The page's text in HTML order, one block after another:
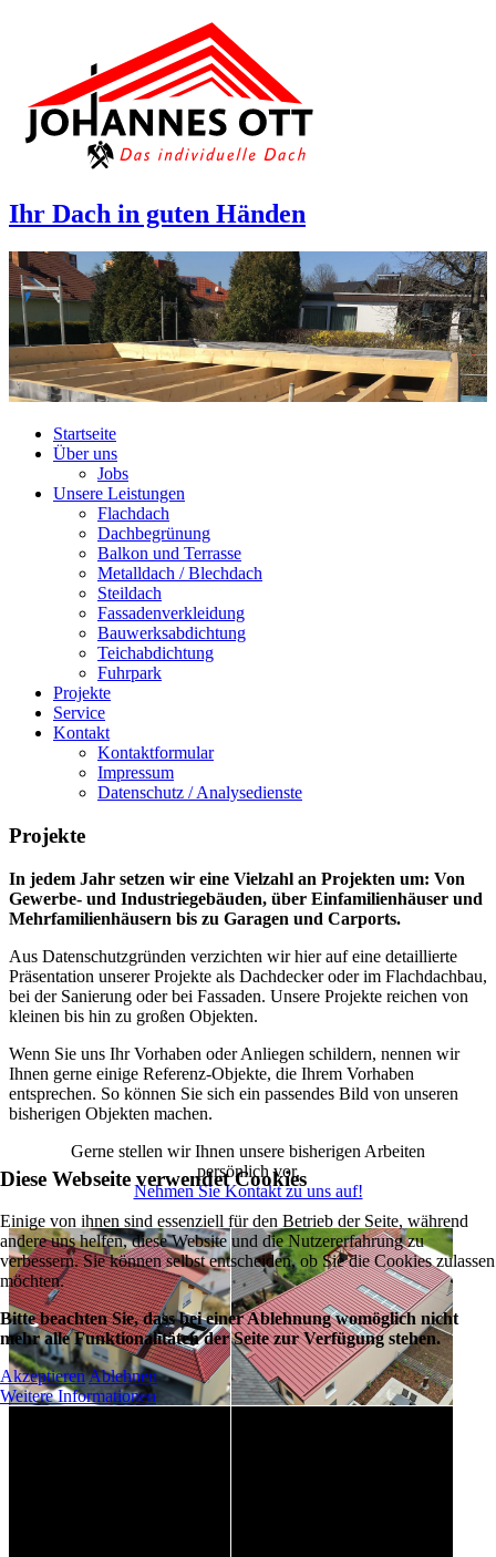
Ihr Dach in guten Händen
Startseite
Über uns
Jobs
Unsere Leistungen
Flachdach
Dachbegrünung
Balkon und Terrasse
Metalldach / Blechdach
Steildach
Fassadenverkleidung
Bauwerksabdichtung
Teichabdichtung
Fuhrpark
Projekte
Service
Kontakt
Kontaktformular
Impressum
Datenschutz / Analysedienste
Projekte
In jedem Jahr setzen wir eine Vielzahl an Projekten um: Von
Gewerbe- und Industriegebäuden, über Einfamilienhäuser und
Mehrfamilienhäusern bis zu Garagen und Carports.
Aus Datenschutzgründen verzichten wir hier auf eine detaillierte
Präsentation unserer Projekte als Dachdecker oder im Flachdachbau,
bei der Sanierung oder bei Fassaden. Unsere Projekte reichen von
kleinen bis hin zu großen Objekten.
Wenn Sie uns Ihr Vorhaben oder Anliegen schildern, nennen wir
Ihnen gerne einige Referenz-Objekte, die Ihrem Vorhaben
entsprechen. So können Sie sich ein passendes Bild von unseren
bisherigen Objekten machen.
Gerne stellen wir Ihnen unsere bisherigen Arbeiten
persönlich vor.
Nehmen Sie Kontakt zu uns auf!
Diese Webseite verwendet Cookies
Einige von ihnen sind essenziell für den Betrieb der Seite, während
andere uns helfen, diese Website und die Nutzererfahrung zu
verbessern. Sie können selbst entscheiden, ob Sie die Cookies zulassen
möchten.
Bitte beachten Sie, dass bei einer Ablehnung womöglich nicht
mehr alle Funktionalitäten der Seite zur Verfügung stehen.
AkzeptierenAblehnen
Weitere Informationen